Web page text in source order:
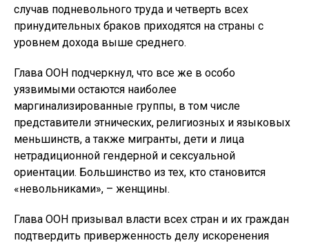
случав подневольного труда и четверть всех
принудительных браков приходятся на страны с
уровнем дохода выше среднего.
Глава ООН подчеркнул, что все же в особо
уязвимыми остаются наиболее
маргинализированные группы, в том числе
представители этнических, религиозных и языковых
меньшинств, а также мигранты, дети и лица
нетрадиционной гендерной и сексуальной
ориентации. Большинство из тех, кто становится
«невольниками», – женщины.
Глава ООН призывал власти всех стран и их граждан
подтвердить приверженность делу искоренения